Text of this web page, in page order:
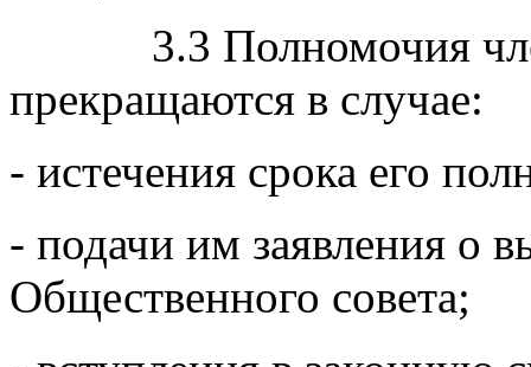
3.3 Полномочия
прекращаются в случае:
- истечения срока его
- подачи им заявления о
Общественного совета;